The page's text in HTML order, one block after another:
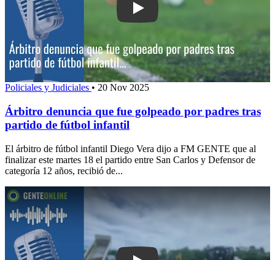
Play: Árbitro denuncia que fue
Policiales y Judiciales • 20 Nov 2025
Árbitro denuncia que fue golpeado por padres tras
partido de fútbol infantil
El árbitro de fútbol infantil Diego Vera dijo a FM GENTE que al
finalizar este martes 18 el partido entre San Carlos y Defensor de
categoría 12 años, recibió de...